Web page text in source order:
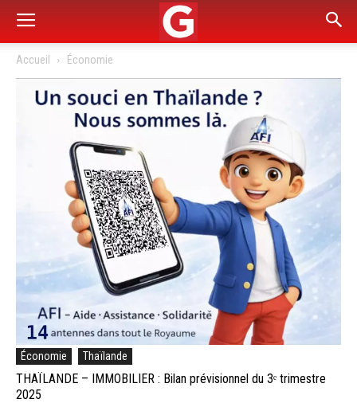
Accueil Économie
Économie Thaïlande
THAÏLANDE – IMMOBILIER : Bilan prévisionnel du 3ᵉ trimestre
2025